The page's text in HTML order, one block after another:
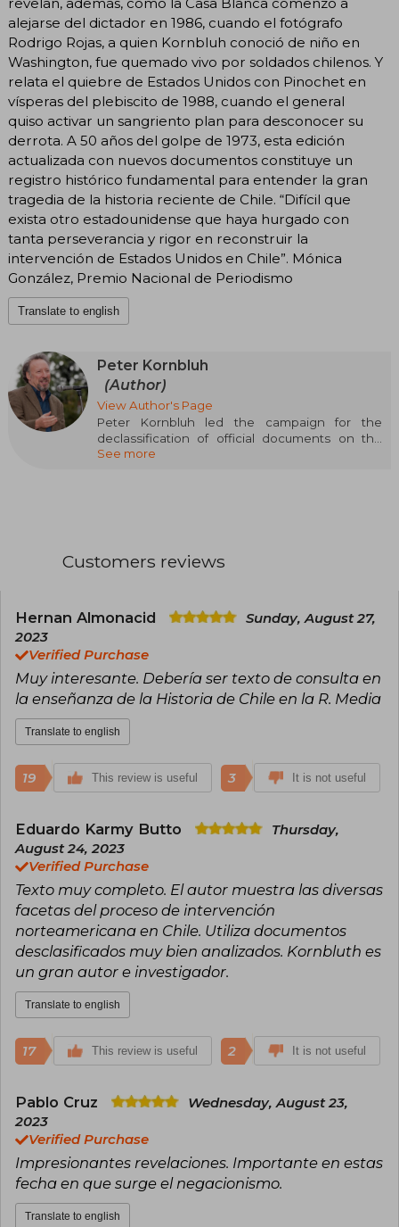
alejarse del dictador en 1986, cuando el fotógrafo
Rodrigo Rojas, a quien Kornbluh conoció de niño en
Washington, fue quemado vivo por soldados chilenos. Y
relata el quiebre de Estados Unidos con Pinochet en
vísperas del plebiscito de 1988, cuando el general
quiso activar un sangriento plan para desconocer su
derrota. A 50 años del golpe de 1973, esta edición
actualizada con nuevos documentos constituye un
registro histórico fundamental para entender la gran
tragedia de la historia reciente de Chile. “Difícil que
exista otro estadounidense que haya hurgado con
tanta perseverancia y rigor en reconstruir la
intervención de Estados Unidos en Chile”. Mónica
González, Premio Nacional de Periodismo
Translate to english
Peter Kornbluh
(Author)
View Author's Page
Peter Kornbluh led the campaign for the
declassification of official documents on the
secret history of American support for the
See more
Customers reviews
Hernan Almonacid
Sunday, August 27,
2023
Verified Purchase
Muy interesante. Debería ser texto de consulta en
la enseñanza de la Historia de Chile en la R. Media
Translate to english
19 This review is useful 3 It is not useful
Eduardo Karmy Butto
Thursday,
August 24, 2023
Verified Purchase
Texto muy completo. El autor muestra las diversas
facetas del proceso de intervención
norteamericana en Chile. Utiliza documentos
desclasificados muy bien analizados. Kornbluth es
un gran autor e investigador.
Translate to english
17 This review is useful 2 It is not useful
Pablo Cruz
Wednesday, August 23,
2023
Verified Purchase
Impresionantes revelaciones. Importante en estas
fecha en que surge el negacionismo.
Translate to english